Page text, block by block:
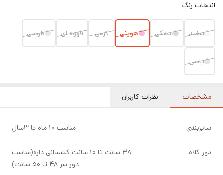
انتخاب رنگ
سفید مشکی صورتی کرمی قهوه ای طوسی
یاسی
مشخصات نظرات کاربران
سایزبندی مناسب ۱۰ ماه تا ۳سال
دور کلاه
۳۸ سانت تا ۱۰ سانت کشسانی داره(مناسب
دور سر ۴۸ تا ۵۰ سانت)